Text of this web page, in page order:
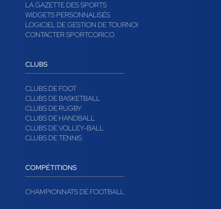
LA GAZETTE DES SPORTS
WIDGETS PERSONNALISÉS
LOGICIEL DE GESTION DE TOURNOI
CONTACTER SPORTCORICO
CLUBS
CLUBS DE FOOT
CLUBS DE BASKETBALL
CLUBS DE RUGBY
CLUBS DE HANDBALL
CLUBS DE VOLLEY-BALL
CLUBS DE TENNIS
COMPÉTITIONS
CHAMPIONNATS DE FOOTBALL